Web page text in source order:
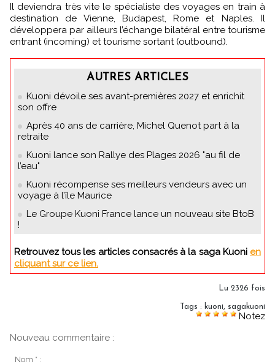
Il deviendra très vite le spécialiste des voyages en train à
destination de Vienne, Budapest, Rome et Naples. Il
développera par ailleurs l’échange bilatéral entre tourisme
entrant (incoming) et tourisme sortant (outbound).
AUTRES ARTICLES
Kuoni dévoile ses avant-premières 2027 et enrichit
son offre
Après 40 ans de carrière, Michel Quenot part à la
retraite
Kuoni lance son Rallye des Plages 2026 "au fil de
l’eau"
Kuoni récompense ses meilleurs vendeurs avec un
voyage à l’île Maurice
Le Groupe Kuoni France lance un nouveau site BtoB
!
Retrouvez tous les articles consacrés à la saga Kuoni en
cliquant sur ce lien.
Lu 2326 fois
Tags : kuoni, sagakuoni
Notez
Nouveau commentaire :
Nom * :